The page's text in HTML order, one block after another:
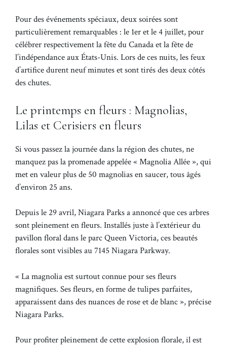
Pour des événements spéciaux, deux soirées sont
particulièrement remarquables : le 1er et le 4 juillet, pour
célébrer respectivement la fête du Canada et la fête de
l’indépendance aux États-Unis. Lors de ces nuits, les feux
d’artifice durent neuf minutes et sont tirés des deux côtés
des chutes.
Le printemps en fleurs : Magnolias,
Lilas et Cerisiers en fleurs
Si vous passez la journée dans la région des chutes, ne
manquez pas la promenade appelée « Magnolia Allée », qui
met en valeur plus de 50 magnolias en saucer, tous âgés
d’environ 25 ans.
Depuis le 29 avril, Niagara Parks a annoncé que ces arbres
sont pleinement en fleurs. Installés juste à l’extérieur du
pavillon floral dans le parc Queen Victoria, ces beautés
florales sont visibles au 7145 Niagara Parkway.
« La magnolia est surtout connue pour ses fleurs
magnifiques. Ses fleurs, en forme de tulipes parfaites,
apparaissent dans des nuances de rose et de blanc », précise
Niagara Parks.
Pour profiter pleinement de cette explosion florale, il est